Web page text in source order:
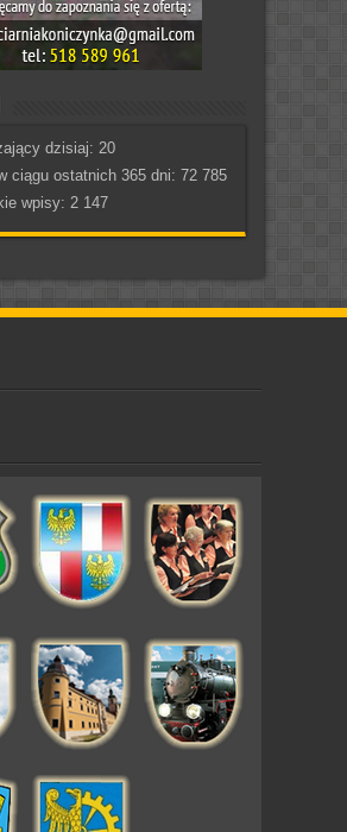
dzisiaj: 20
ciągu ostatnich 365 dni: 72 785
wpisy: 2 147